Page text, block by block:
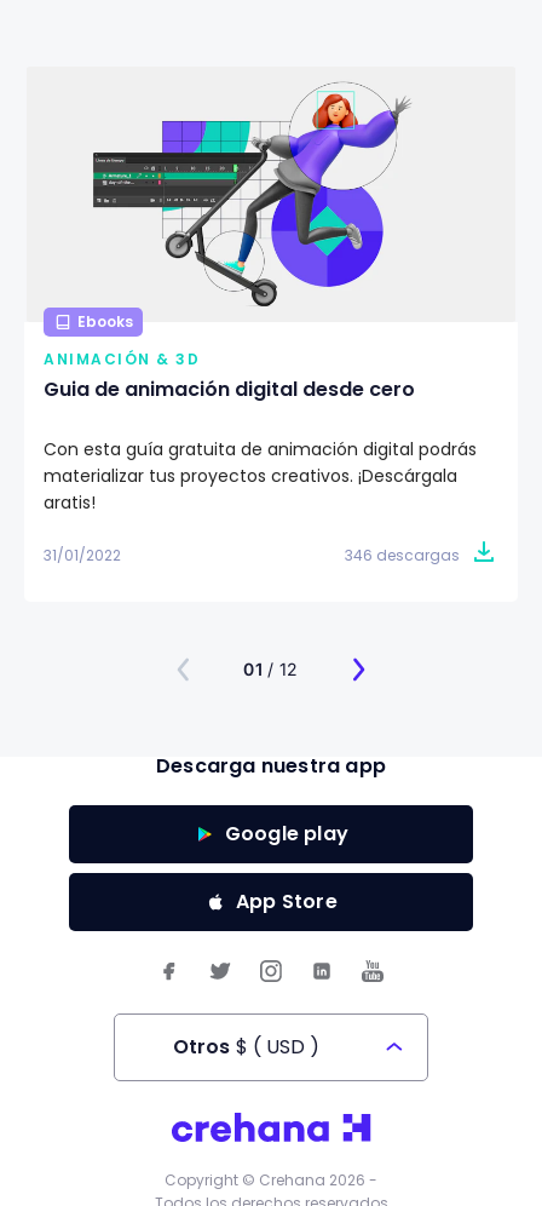
Ebooks
ANIMACIÓN & 3D
Guia de animación digital desde cero
Con esta guía gratuita de animación digital podrás
materializar tus proyectos creativos. ¡Descárgala
gratis!
31/01/2022 346 descargas
01 / 12
Descarga nuestra app
Google play
App Store
Otros $ ( USD )